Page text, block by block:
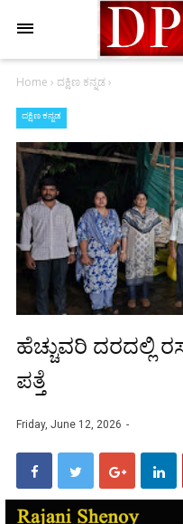
Home › ದಕ್ಷಿಣ ಕನ್ನಡ›
ದಕ್ಷಿಣ ಕನ್ನಡ
ಹೆಚ್ಚುವರಿ ದರದಲ್ಲಿ
ಪತ್ತೆ
Friday, June 12, 2026